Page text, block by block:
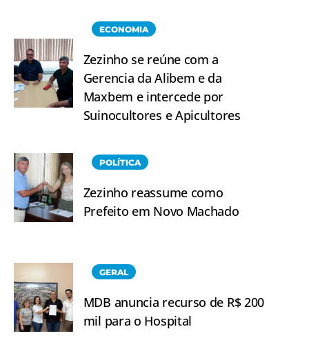
ECONOMIA
Zezinho se reúne com a
Gerencia da Alibem e da
Maxbem e intercede por
Suinocultores e Apicultores
POLÍTICA
Zezinho reassume como
Prefeito em Novo Machado
GERAL
MDB anuncia recurso de R$ 200
mil para o Hospital